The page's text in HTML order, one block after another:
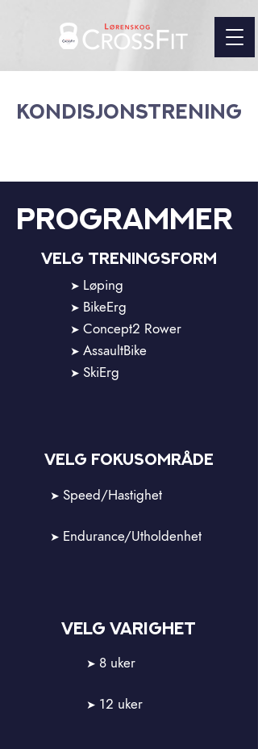
kondisjonstrening
Programmer
vELG TRENINGSFORM
➤ Løping
➤ BikeErg
➤ Concept2 Rower
➤ AssaultBike
➤ SkiErg
vELG fokusområde
➤ Speed/Hastighet
➤ Endurance/Utholdenhet
vELG varighet
➤ 8 uker
➤ 12 uker